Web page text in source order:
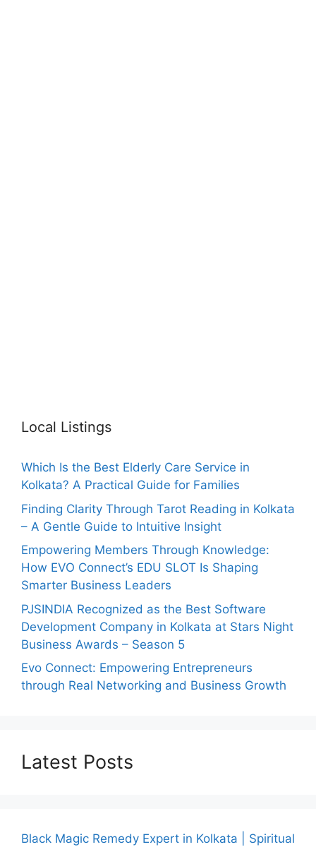
Local Listings
Which Is the Best Elderly Care Service in
Kolkata? A Practical Guide for Families
Finding Clarity Through Tarot Reading in Kolkata
– A Gentle Guide to Intuitive Insight
Empowering Members Through Knowledge:
How EVO Connect’s EDU SLOT Is Shaping
Smarter Business Leaders
PJSINDIA Recognized as the Best Software
Development Company in Kolkata at Stars Night
Business Awards – Season 5
Evo Connect: Empowering Entrepreneurs
through Real Networking and Business Growth
Latest Posts
Black Magic Remedy Expert in Kolkata | Spiritual